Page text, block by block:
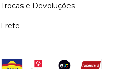
Trocas e Devoluções
Frete